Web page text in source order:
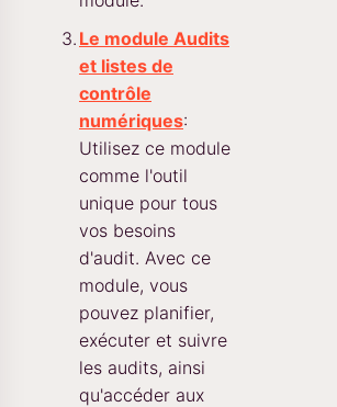
Le module Audits
et listes de
contrôle
numériques:
Utilisez ce module
comme l'outil
unique pour tous
vos besoins
d'audit. Avec ce
module, vous
pouvez planifier,
exécuter et suivre
les audits, ainsi
qu'accéder aux